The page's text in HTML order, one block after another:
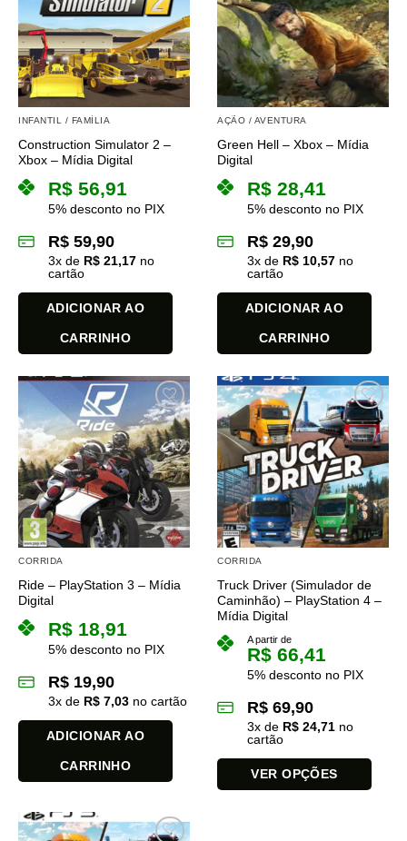
INFANTIL / FAMÍLIA
Construction Simulator 2 –
Xbox – Mídia Digital
R$ 56,91
5% desconto no PIX
R$ 59,90
3x de R$ 21,17 no
cartão
ADICIONAR AO
CARRINHO
AÇÃO / AVENTURA
Green Hell – Xbox – Mídia
Digital
R$ 28,41
5% desconto no PIX
R$ 29,90
3x de R$ 10,57 no
cartão
ADICIONAR AO
CARRINHO
CORRIDA
Ride – PlayStation 3 – Mídia
Digital
R$ 18,91
5% desconto no PIX
R$ 19,90
3x de R$ 7,03 no cartão
ADICIONAR AO
CARRINHO
CORRIDA
Truck Driver (Simulador de
Caminhão) – PlayStation 4 –
Mídia Digital
A partir de
R$ 66,41
5% desconto no PIX
R$ 69,90
3x de R$ 24,71 no
cartão
VER OPÇÕES